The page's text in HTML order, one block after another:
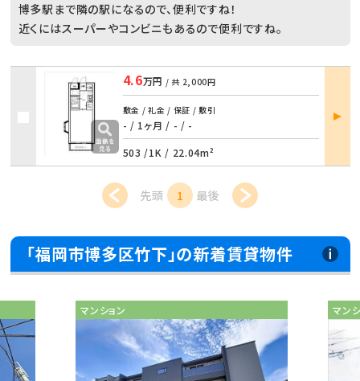
博多駅まで隣の駅になるので、便利ですね！
近くにはスーパーやコンビニもあるので便利ですね。
4.6万円 / 共 2,000円
敷金 / 礼金 / 保証 / 敷引
- / 1ヶ月 / - / -
503 /1K / 22.04m²
部屋
詳細
先頭 1 最後
「福岡市博多区竹下」の新着賃貸物件